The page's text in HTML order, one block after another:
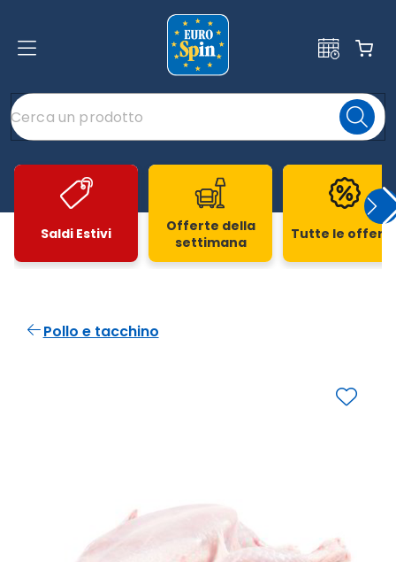
Saldi Estivi
Offerte della
settimana
Tutte le
Pollo e tacchino